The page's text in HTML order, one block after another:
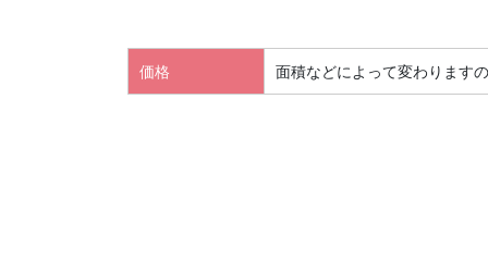
価格 面積などによって変わります